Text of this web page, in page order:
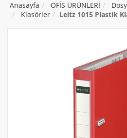
Anasayfa OFİS ÜRÜNLERİ
Klasörler
Leitz 1015 Plastik